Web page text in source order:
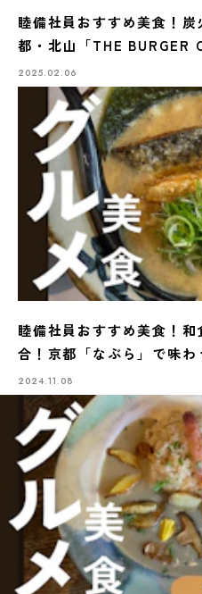
睦備社員おすすめ美食！
都・北山「THE BURGER
バーガー
2025.02.06
睦備社員おすすめ美食！
合！京都「なぶら」で味わ
2024.11.08